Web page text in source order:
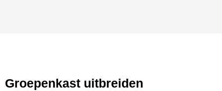
Groepenkast uitbreiden